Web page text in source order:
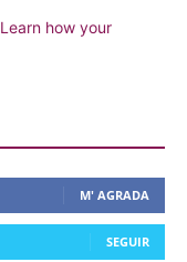
Learn how your
M' AGRADA
SEGUIR